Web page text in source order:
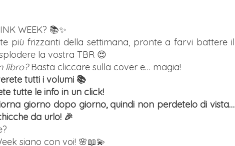
WEEK? 📚✨
più frizzanti della settimana, pronte a farvi battere il
la vostra TBR 😍
libro?Basta cliccare sulla cover e… magia!
tutti i volumi 📚
tutte le info in un click!
giorno dopo giorno, quindi non perdetelo di vista…
da urlo! 🎉
siano con voi! 🌸📖💫